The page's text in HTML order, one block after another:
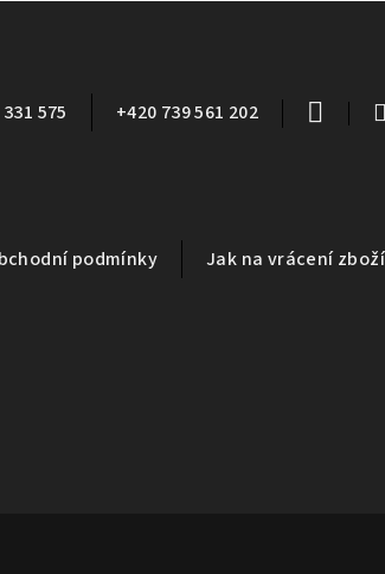
575 +420 739 561 202
podmínky Jak na vrácení zboží